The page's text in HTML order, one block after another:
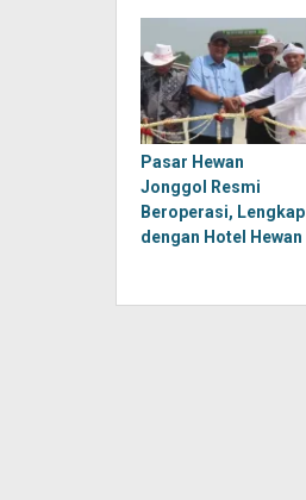
Pasar Hewan
Jonggol Resmi
Beroperasi, Lengkap
dengan Hotel Hewan